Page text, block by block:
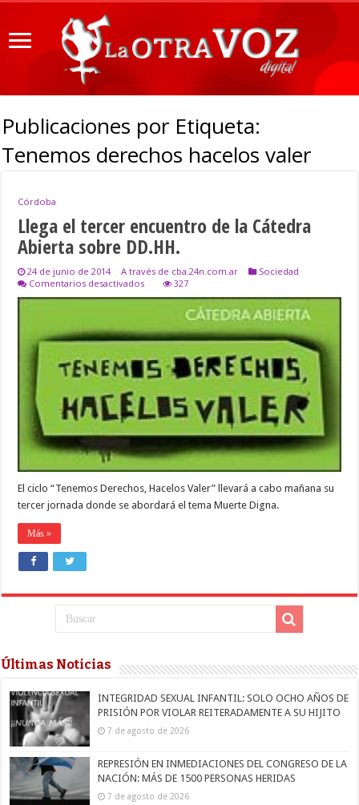
Publicaciones por Etiqueta:
Tenemos derechos hacelos valer
Córdoba
Llega el tercer encuentro de la Cátedra
Abierta sobre DD.HH.
24 de junio de 2014 A través de cba.24n.com.ar
Sociedad
Comentarios desactivadosen
Llega
encuentro
de
la
Cátedra
Abierta
DD.HH.
327
El ciclo “Tenemos Derechos, Hacelos Valer” llevará a cabo mañana su
tercer jornada donde se abordará el tema Muerte Digna.
Más »
Últimas Noticias
INTEGRIDAD SEXUAL INFANTIL: SOLO OCHO AÑOS DE
PRISIÓN POR VIOLAR REITERADAMENTE A SU HIJITO
7 de agosto de 2026
REPRESIÓN EN INMEDIACIONES DEL CONGRESO DE LA
NACIÓN: MÁS DE 1500 PERSONAS HERIDAS
7 de agosto de 2026